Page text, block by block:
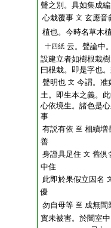
聲之別。具如集成
心栽覆事 文 玄應音
植也。今時名草木
十四紙 云。聲論中
設建立者如樹根栽
曰根栽。即是字也
聲明也 文 今謂。准
土。即生本之義。
心依境生。諸色是
事
有説有依 至 相續増
善
身證具足住 文 舊倶
中住
此即於果假立因名
優
勿自母等 至 成無間
實未被害。於闇室